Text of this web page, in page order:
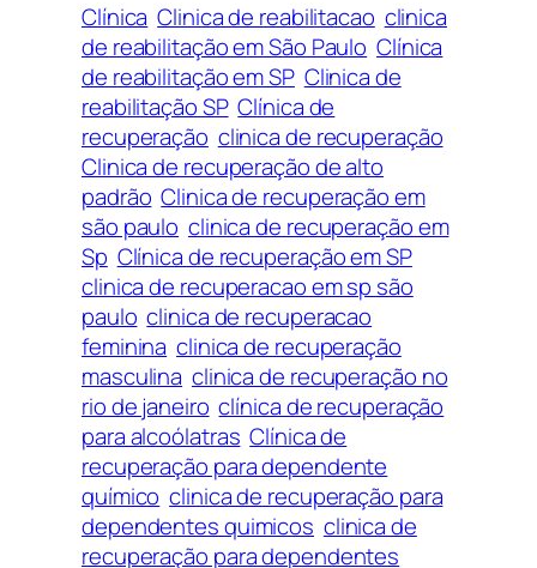
Clínica Clinica de reabilitacao clinica
de reabilitação em São Paulo Clínica
de reabilitação em SP Clinica de
reabilitação SP Clínica de
recuperação clinica de recuperação
Clinica de recuperação de alto
padrão Clinica de recuperação em
são paulo clinica de recuperação em
Sp Clínica de recuperação em SP
clinica de recuperacao em sp são
paulo clinica de recuperacao
feminina clinica de recuperação
masculina clinica de recuperação no
rio de janeiro clínica de recuperação
para alcoólatras Clínica de
recuperação para dependente
químico clinica de recuperação para
dependentes quimicos clinica de
recuperação para dependentes